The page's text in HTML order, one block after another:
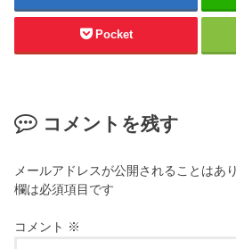
Pocket
コメントを残す
メールアドレスが公開されることはあ
欄は必須項目です
コメント ※